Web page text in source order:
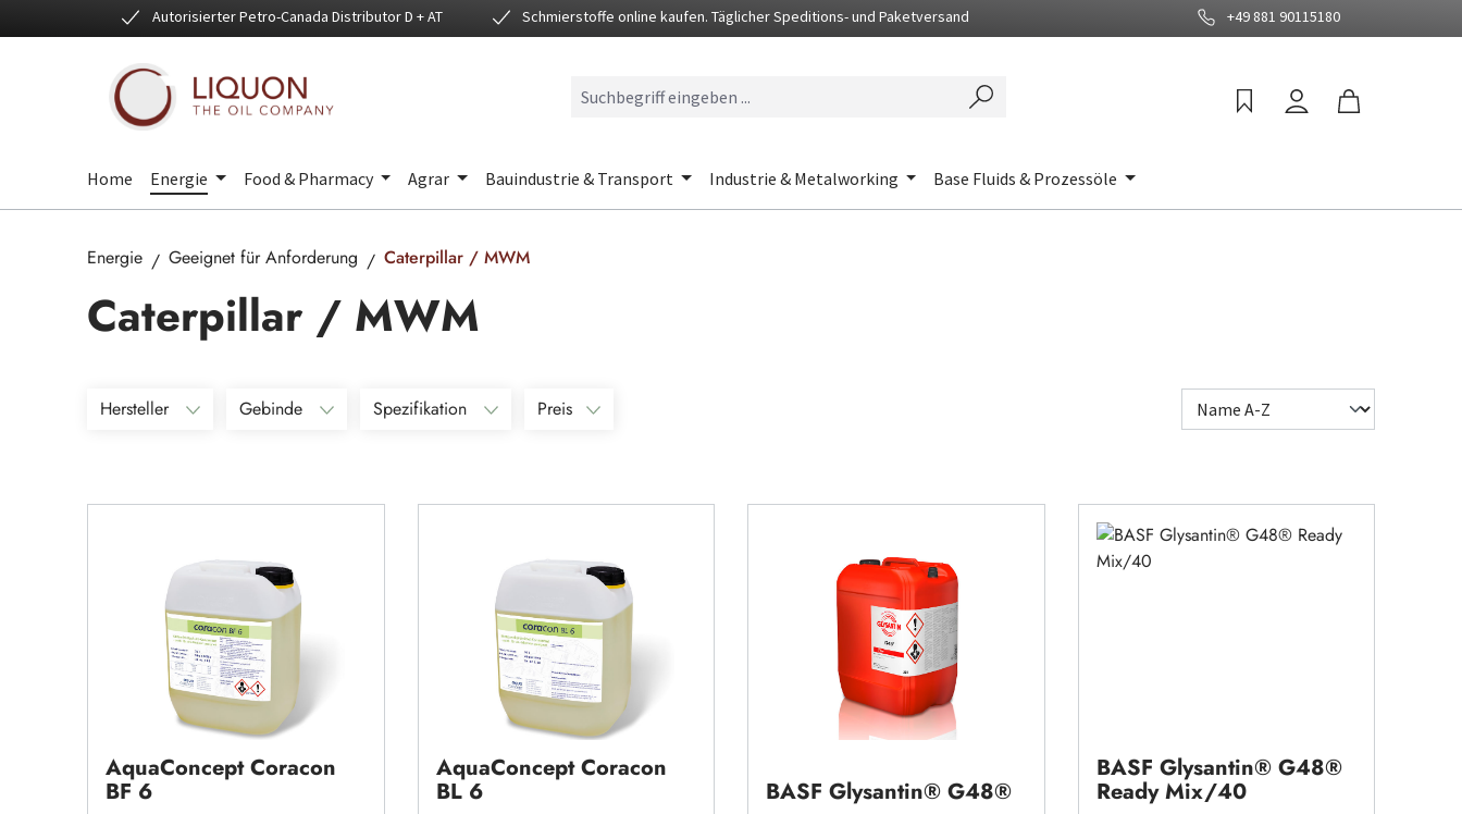
Hauptinhalt springen
Zur Suche springen
Zur Hauptnavigation springenAutorisierter Petro-Canada Distributor D + AT Schmierstoffe online kaufen. Täglicher Speditions- und Paketversand +49 881 90115180
Home Energie Food & Pharmacy Agrar Bauindustrie & Transport Industrie & Metalworking Base Fluids & Prozessöle
Energie Geeignet für Anforderung Caterpillar / MWM
Caterpillar / MWM
Hersteller Gebinde Spezifikation Preis
AquaConcept Coracon
BF 6
AquaConcept Coracon
BL 6 BASF Glysantin® G48®
BASF Glysantin® G48®
Ready Mix/40